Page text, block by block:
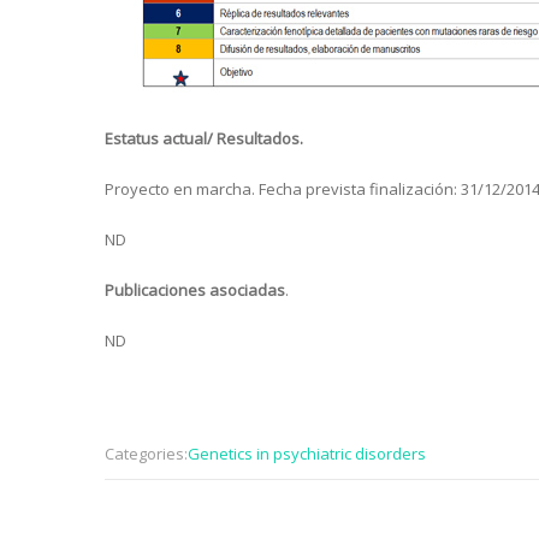
Estatus actual/ Resultados.
Proyecto en marcha. Fecha prevista finalización: 31/12/2014
ND
Publicaciones asociadas.
ND
Categories:Genetics in psychiatric disorders